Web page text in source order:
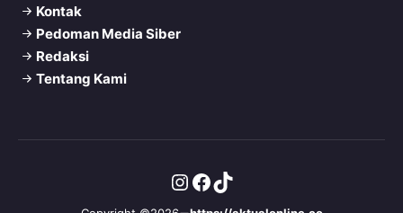
Kontak
Pedoman Media Siber
Redaksi
Tentang Kami
Instagram
Facebook
TikTok